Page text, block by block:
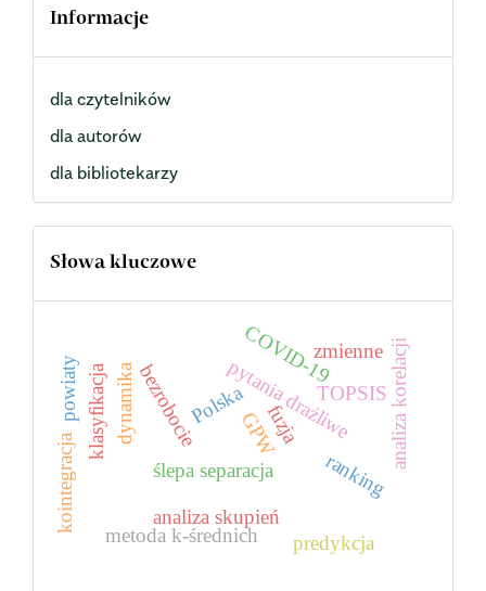
Informacje
dla czytelników
dla autorów
dla bibliotekarzy
Słowa kluczowe
analiza skupień
ranking
pytania drażliwe
ślepa separacja
klasyfikacja
predykcja
GPW
bezrobocie TOPSIS
Polska
COVID-19
kointegracja
metoda k-średnich
analiza korelacji
fuzja
zmienne
dynamika
powiaty